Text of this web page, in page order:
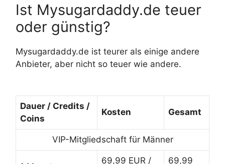
Ist Mysugardaddy.de teuer
oder günstig?
Mysugardaddy.de ist teurer als einige andere
Anbieter, aber nicht so teuer wie andere.
Dauer / Credits /
Coins
Kosten Gesamt
VIP-Mitgliedschaft für Männer
69,99 EUR / 69,99